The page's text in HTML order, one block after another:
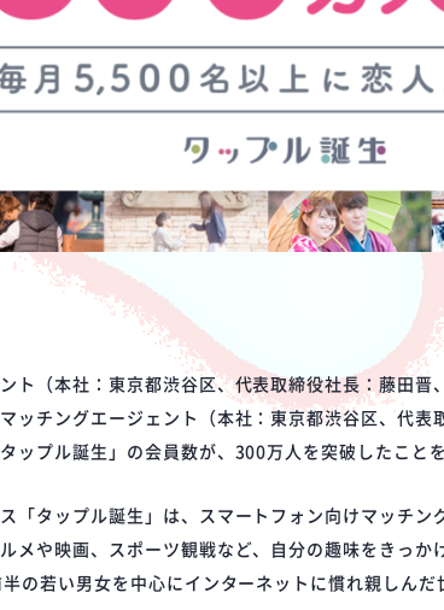
ト（本社：東京都渋谷区、代表取締役社長：藤田
ッチングエージェント（本社：東京都渋谷区、代表
ップル誕生」の会員数が、300万人を突破したこと
「タップル誕生」は、スマートフォン向けマッチ
メや映画、スポーツ観戦など、自分の趣味をきっか
の若い男女を中心にインターネットに慣れ親しん